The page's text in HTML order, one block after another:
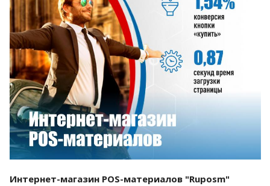
Смотреть проект
Интернет-магазин POS-материалов "Ruposm"